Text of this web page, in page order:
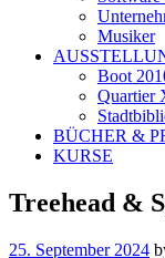
Musiker
Boot
Quartier
BÜCHER &
KURSE
Treehead &
25. September 2024